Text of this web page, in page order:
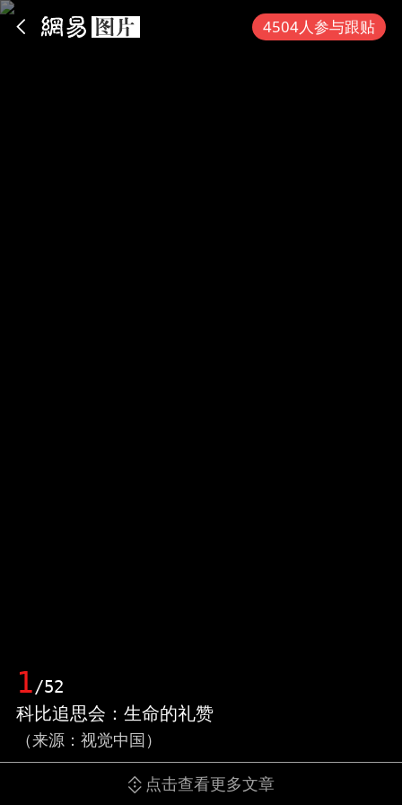
4504人参与跟贴
1/52
科比追思会：生命的礼赞
（来源：视觉中国）
点击查看更多文章
App内打开